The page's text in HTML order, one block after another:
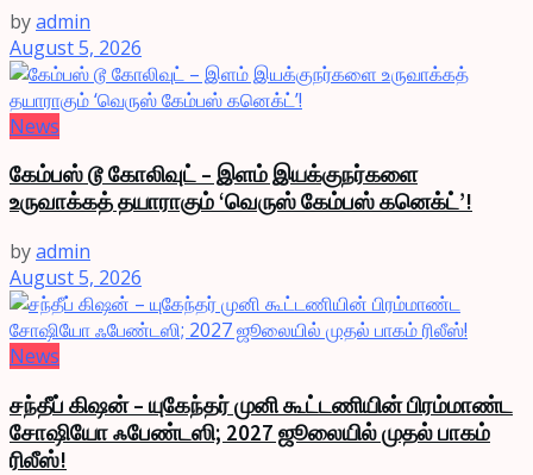
byadmin
August 5, 2026
News
கேம்பஸ் டூ கோலிவுட் – இளம் இயக்குநர்களை
உருவாக்கத் தயாராகும் ‘வெருஸ் கேம்பஸ் கனெக்ட்’!
byadmin
August 5, 2026
News
சந்தீப் கிஷன் – யுகேந்தர் முனி கூட்டணியின் பிரம்மாண்ட
சோஷியோ ஃபேண்டஸி; 2027 ஜூலையில் முதல் பாகம்
ரிலீஸ்!